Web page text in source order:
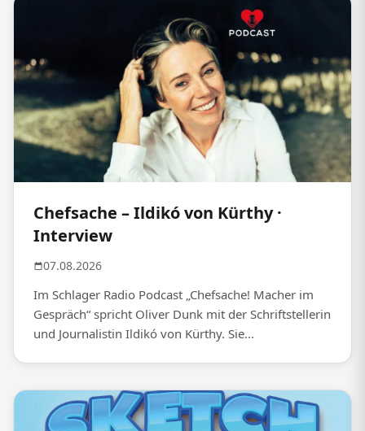
Chefsache – Ildikó von Kürthy ·
Interview
07.08.2026
Im Schlager Radio Podcast „Chefsache! Macher im
Gespräch“ spricht Oliver Dunk mit der Schriftstellerin
und Journalistin Ildikó von Kürthy. Sie...